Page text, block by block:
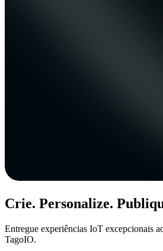
Crie. Personalize.
Entregue experiências IoT excepcionais
TagoIO.